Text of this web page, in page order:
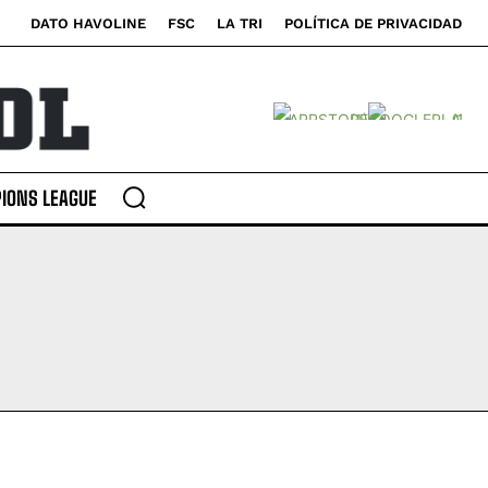
fue detenido
del
fue detenido
del
DATO HAVOLINE FSC LA TRI POLÍTICA DE PRIVACIDAD
LEAGUE